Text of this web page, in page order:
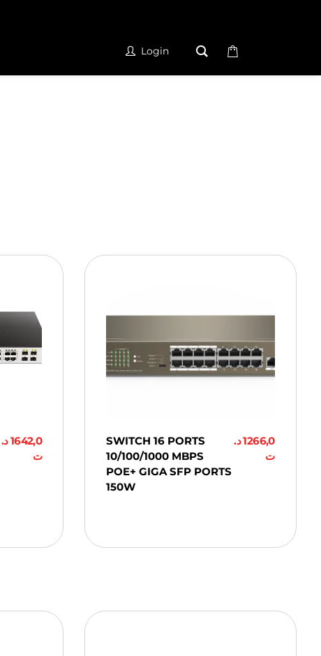
Login
1642,0د.
ت
SWITCH 16 PORTS
10/100/1000 MBPS
POE+ GIGA SFP PORTS
150W
1266,0د.
ت